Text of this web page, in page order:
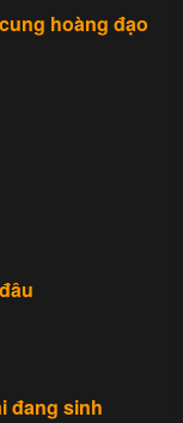
hoàng đạo
đang sinh